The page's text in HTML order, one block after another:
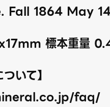
Fall 1864 May
標本重量
いて】
faq/